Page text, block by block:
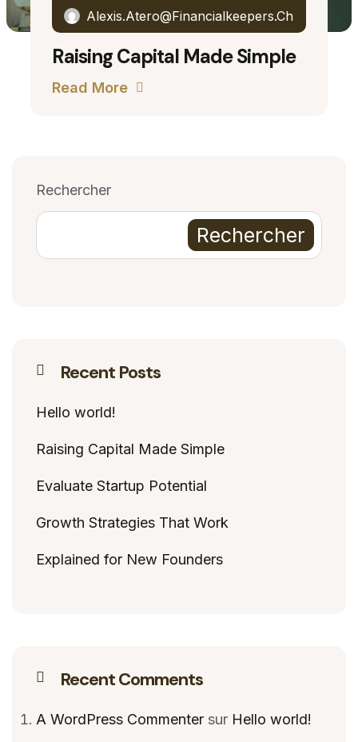
Alexis.atero@financialkeepers.ch
Raising Capital Made Simple
Read More
Rechercher
Rechercher
Recent Posts
Hello world!
Raising Capital Made Simple
Evaluate Startup Potential
Growth Strategies That Work
Explained for New Founders
Recent Comments
A WordPress Commenter sur Hello world!